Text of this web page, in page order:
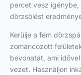
percet vesz
dörzsölést
Kerülje a fém
zománcozott
bevonatát, ami
vezet. Használjon